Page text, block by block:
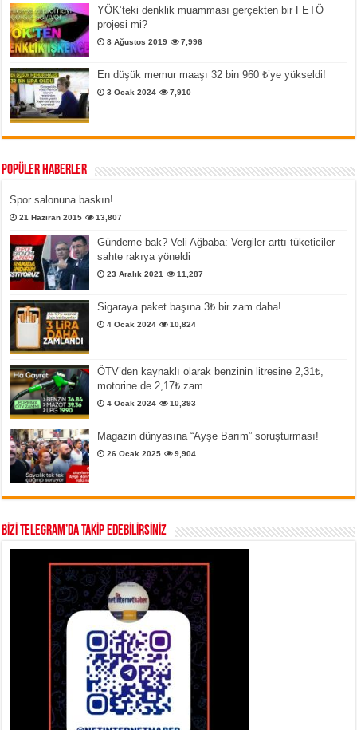
YÖK’teki denklik muamması gerçekten bir FETÖ
projesi mi?
8 Ağustos 2019 7,996
En düşük memur maaşı 32 bin 960 ₺’ye yükseldi!
3 Ocak 2024 7,910
Popüler Haberler
Spor salonuna baskın!
21 Haziran 2015 13,807
Gündeme bak? Veli Ağbaba: Vergiler arttı tüketiciler
sahte rakıya yöneldi
23 Aralık 2021 11,287
Sigaraya paket başına 3₺ bir zam daha!
4 Ocak 2024 10,824
ÖTV’den kaynaklı olarak benzinin litresine 2,31₺,
motorine de 2,17₺ zam
4 Ocak 2024 10,393
Magazin dünyasına “Ayşe Barım” soruşturması!
26 Ocak 2025 9,904
BİZİ TELEGRAM’DA TAKİP EDEBİLİRSİNİZ